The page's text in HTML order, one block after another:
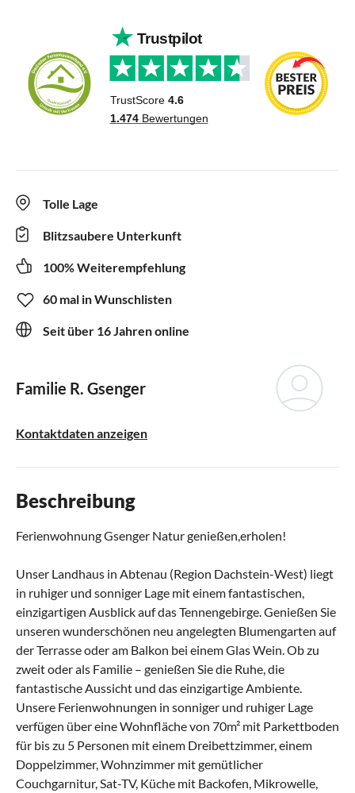
Tolle Lage
Blitzsaubere Unterkunft
100% Weiterempfehlung
60 mal in Wunschlisten
Seit über 16 Jahren online
Familie R. Gsenger
Kontaktdaten anzeigen
Beschreibung
Ferienwohnung Gsenger Natur genießen,erholen!
Unser Landhaus in Abtenau (Region Dachstein-West) liegt
in ruhiger und sonniger Lage mit einem fantastischen,
einzigartigen Ausblick auf das Tennengebirge. Genießen Sie
unseren wunderschönen neu angelegten Blumengarten auf
der Terrasse oder am Balkon bei einem Glas Wein. Ob zu
zweit oder als Familie – genießen Sie die Ruhe, die
fantastische Aussicht und das einzigartige Ambiente.
Unsere Ferienwohnungen in sonniger und ruhiger Lage
verfügen über eine Wohnfläche von 70m² mit Parkettboden
für bis zu 5 Personen mit einem Dreibettzimmer, einem
Doppelzimmer, Wohnzimmer mit gemütlicher
Couchgarnitur, Sat-TV, Küche mit Backofen, Mikrowelle,